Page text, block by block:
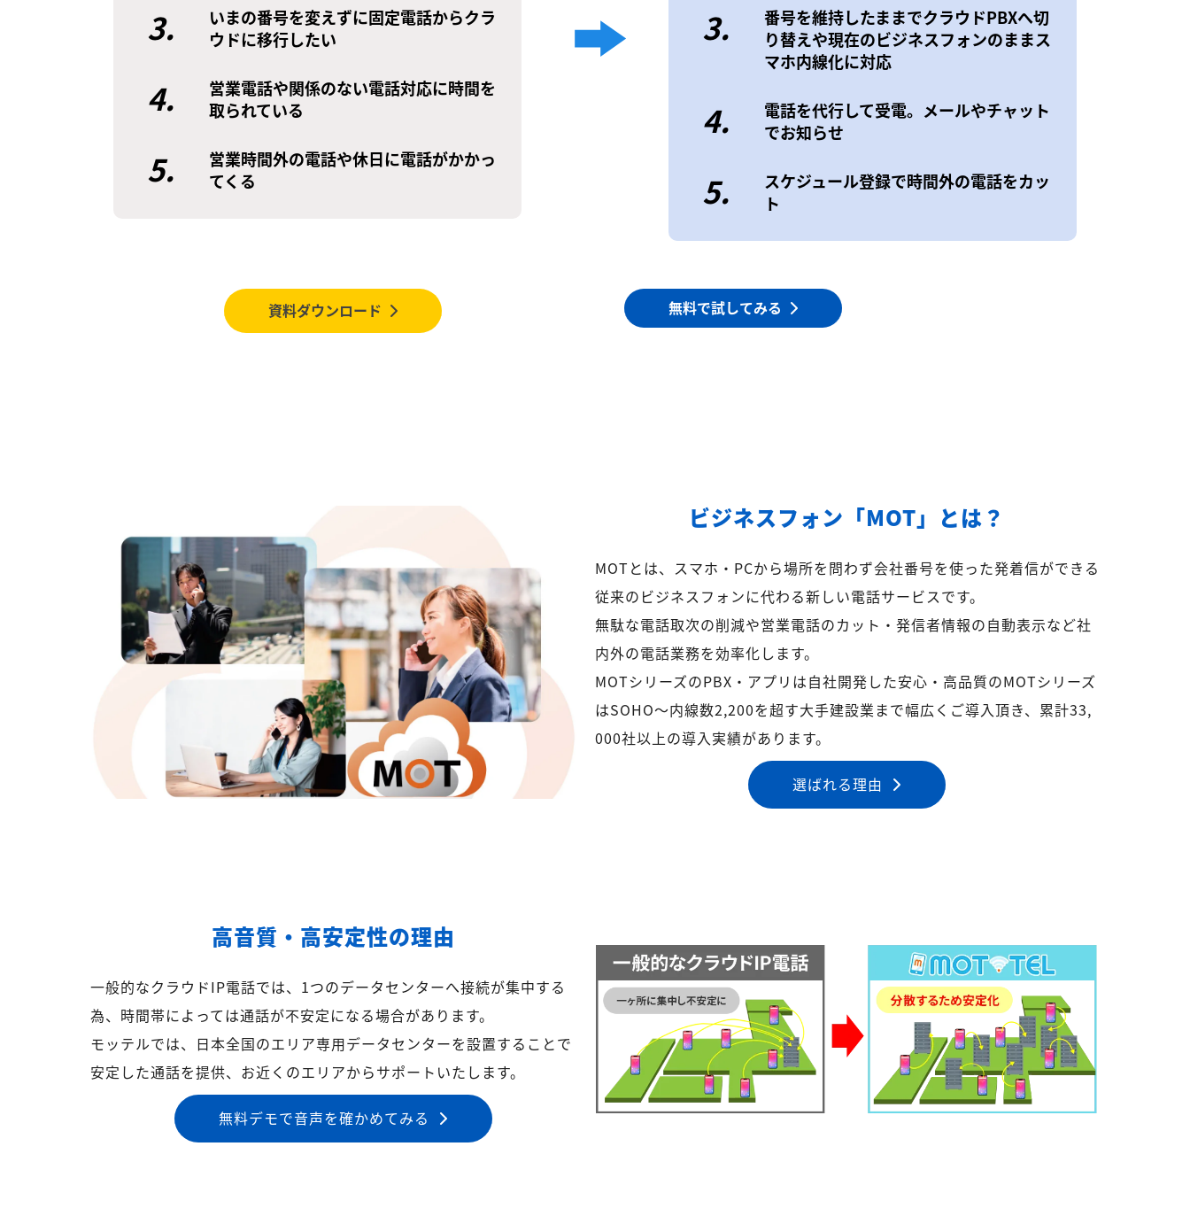
3.
いまの番号を変えずに固定電話からクラ
ウドに移行したい
4.
営業電話や関係のない電話対応に時間を
取られている
5.
営業時間外の電話や休日に電話がかかっ
てくる
3.
番号を維持したままでクラウドPBXへ切
り替えや現在のビジネスフォンのままス
マホ内線化に対応
4.
電話を代行して受電。メールやチャット
でお知らせ
5.
スケジュール登録で時間外の電話をカッ
ト
無料で試してみる
資料ダウンロード
ビジネスフォン「MOT」とは？
MOTとは、スマホ・PCから場所を問わず会社番号を使った発着信ができる
従来のビジネスフォンに代わる新しい電話サービスです。
無駄な電話取次の削減や営業電話のカット・発信者情報の自動表示など社
内外の電話業務を効率化します。
MOTシリーズのPBX・アプリは自社開発した安心・高品質のMOTシリーズ
はSOHO～内線数2,200を超す大手建設業まで幅広くご導入頂き、累計33,
000社以上の導入実績があります。
選ばれる理由
高音質・高安定性の理由
一般的なクラウドIP電話では、1つのデータセンターへ接続が集中する
為、時間帯によっては通話が不安定になる場合があります。
モッテルでは、日本全国のエリア専用データセンターを設置することで
安定した通話を提供、お近くのエリアからサポートいたします。
無料デモで音声を確かめてみる